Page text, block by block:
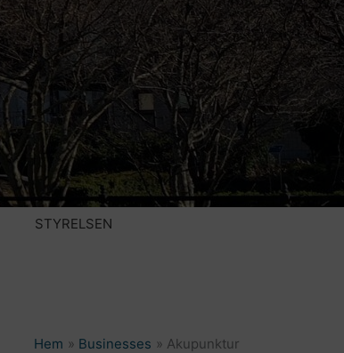
STYRELSEN
Hem Businesses Akupunktur